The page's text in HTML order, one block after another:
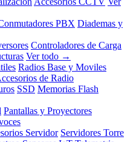
PBX Diademas y
Controladores de Carga
Ver todo →
Radios Base y Moviles
de Radio
SSD Memorias Flash
Pantallas y Proyectores
Servidor Servidores Torre